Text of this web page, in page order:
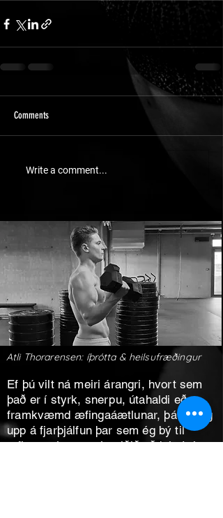
Comments
Write a comment...
Atli Thorarensen: íþrótta & heilsufræðingur
Ef þú vilt ná meiri árangri, hvort sem
það er í styrk, snerpu, útahaldi eða
framkvæmd æfingaáætlunar, þá bíð ég
upp á fjarþjálfun þar sem ég bý til
æfingaprógram sérsniðið að þér. Þú